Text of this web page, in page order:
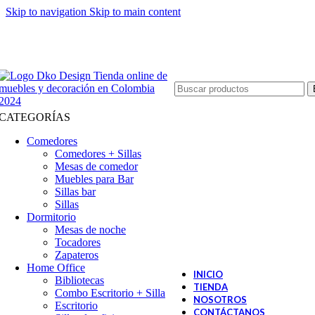
Skip to navigation Skip to main content
Comedores
Comedores + Sillas
Mesas de comedor
Muebles para Bar
Sillas bar
Sillas
Dormitorio
Mesas de noche
Tocadores
Zapateros
Home Office
Bibliotecas
Combo Escritorio + Silla
Escritorio
INICIO
TIENDA
NOSOTROS
CONTÁCTANOS